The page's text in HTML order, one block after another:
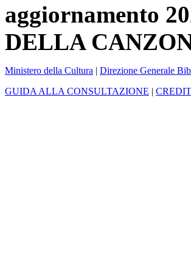
aggiornamento
DELLA
Ministero della Cultura | Direzione Generale
GUIDA ALLA CONSULTAZIONE |